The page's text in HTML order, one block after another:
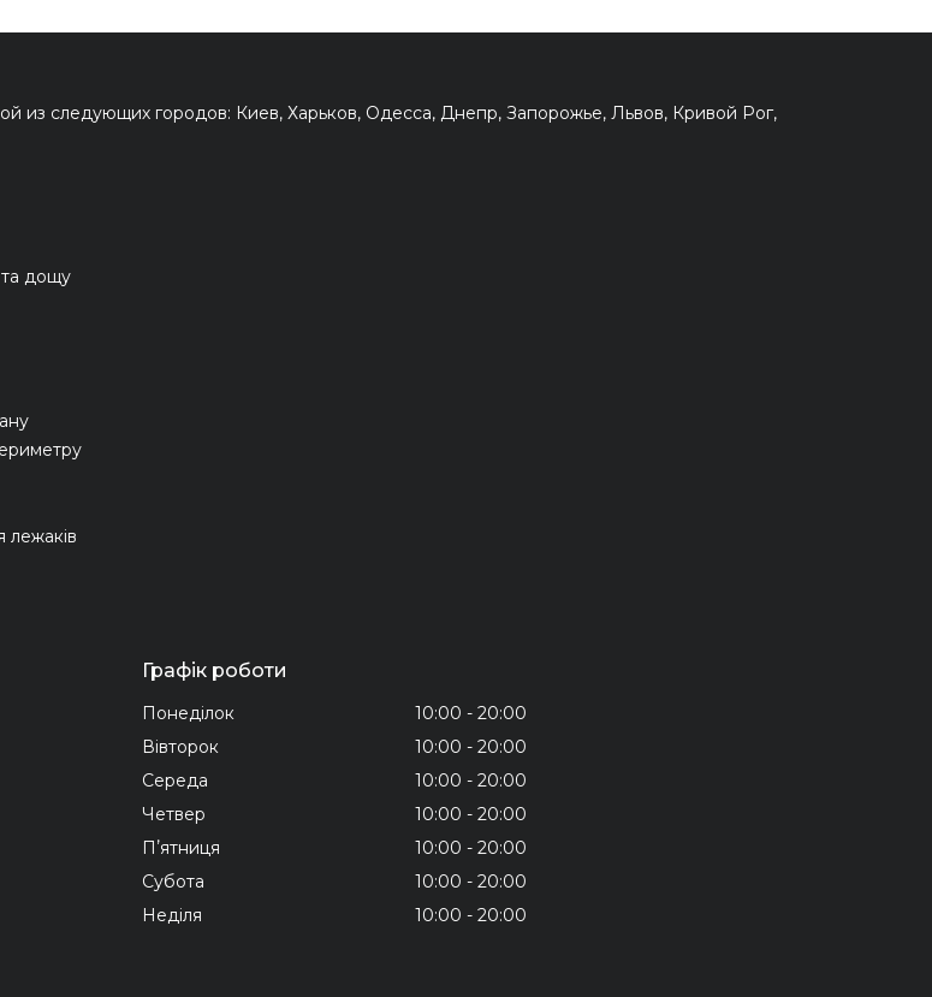
из следующих городов: Киев, Харьков, Одесса, Днепр, Запорожье, Львов, Кривой Рог,
та дощу
лежаків
Графік роботи
Понеділок 10:00
20:00
Вівторок
10:00
20:00
Середа
10:00
20:00
Четвер
10:00
20:00
Пʼятниця
10:00
20:00
Субота
10:00
20:00
Неділя
10:00 20:00